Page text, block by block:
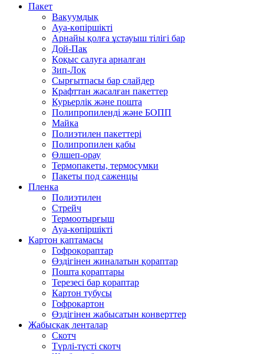
Пакет
Вакуумдық
Ауа-көпіршікті
Арнайы қолға ұстауыш тілігі бар
Дой-Пак
Қоқыс салуға арналған
Зип-Лок
Сырғытпасы бар слайдер
Крафттан жасалған пакеттер
Курьерлік және пошта
Полипропиленді және БОПП
Майка
Полиэтилен пакеттері
Полипропилен қабы
Өлшеп-орау
Термопакеты, термосумки
Пакеты под саженцы
Пленка
Полиэтилен
Стрейч
Термоотырғыш
Ауа-көпіршікті
Картон қаптамасы
Гофроқораптар
Өздігінен жиналатын қораптар
Пошта қораптары
Терезесі бар қораптар
Картон тубусы
Гофрокартон
Өздігінен жабысатын конверттер
Жабысқақ ленталар
Скотч
Түрлі-түсті скотч